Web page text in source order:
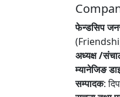
फेन्डसिप
अध्यक्ष /
म्यानेजिङ
सम्पादक: